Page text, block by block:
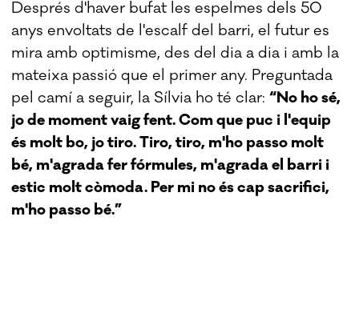
Després d'haver bufat les espelmes dels 50
anys envoltats de l'escalf del barri, el futur es
mira amb optimisme, des del dia a dia i amb la
mateixa passió que el primer any. Preguntada
pel camí a seguir, la Sílvia ho té clar:“No ho sé,
jo de moment vaig fent. Com que puc i l'equip
és molt bo, jo tiro. Tiro, tiro, m'ho passo molt
bé, m'agrada fer fórmules, m'agrada el barri i
estic molt còmoda. Per mi no és cap sacrifici,
m'ho passo bé.”